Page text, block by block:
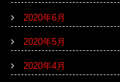
2020年6月
2020年5月
2020年4月